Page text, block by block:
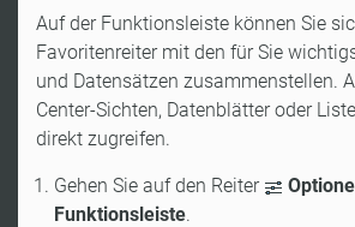
Auf der Funktionsleiste können Sie
Favoritenreiter mit den für Sie
und Datensätzen zusammenstellen.
Center-Sichten, Datenblätter oder
direkt zugreifen.
Gehen Sie auf den Reiter
Funktionsleiste.